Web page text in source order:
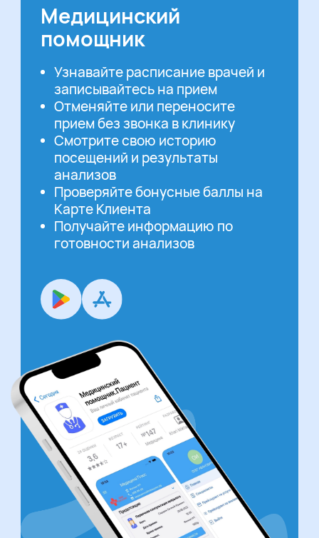
Медицинский
помощник
Узнавайте расписание врачей и
записывайтесь на прием
Отменяйте или переносите
прием без звонка в клинику
Смотрите свою историю
посещений и результаты
анализов
Проверяйте бонусные баллы на
Карте Клиента
Получайте информацию по
готовности анализов